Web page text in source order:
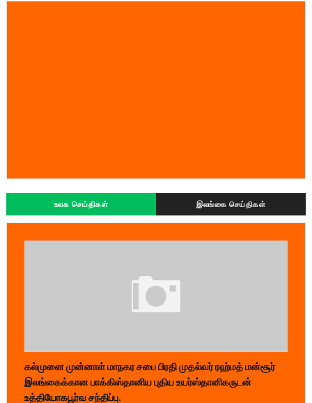
உலக செய்திகள் இலங்கை செய்திகள்
கல்முனை முன்னாள் மாநகர சபை பிரதி முதல்வர் ரஹ்மத் மன்சூர்
இலங்கைக்கான பாக்கிஸ்தானிய புதிய உயர்ஸ்தானிகருடன்
உத்தியோகபூர்வ சந்திப்பு.